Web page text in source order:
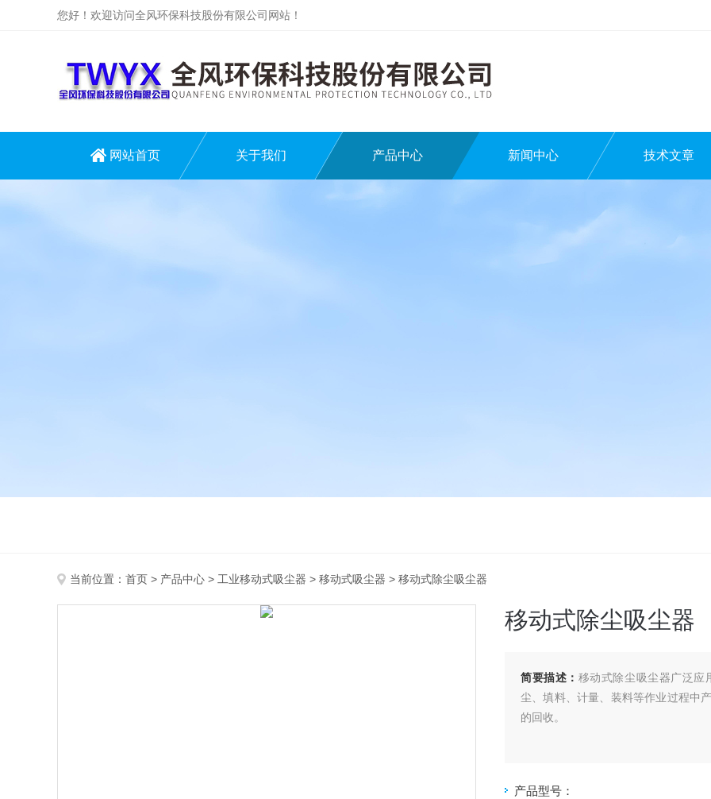
您好！欢迎访问全风环保科技股份有限公司网站！
网站首页 关于我们 产品中心 新闻中心 技术文章
当前位置： 首页 > 产品中心 > 工业移动式吸尘器 > 移动式吸尘器 > 移动式除尘吸尘器
移动式除尘吸尘器
简要描述： 移动式除尘吸尘器广泛应
尘、填料、计量、装料等作业过程中
的回收。
产品型号：